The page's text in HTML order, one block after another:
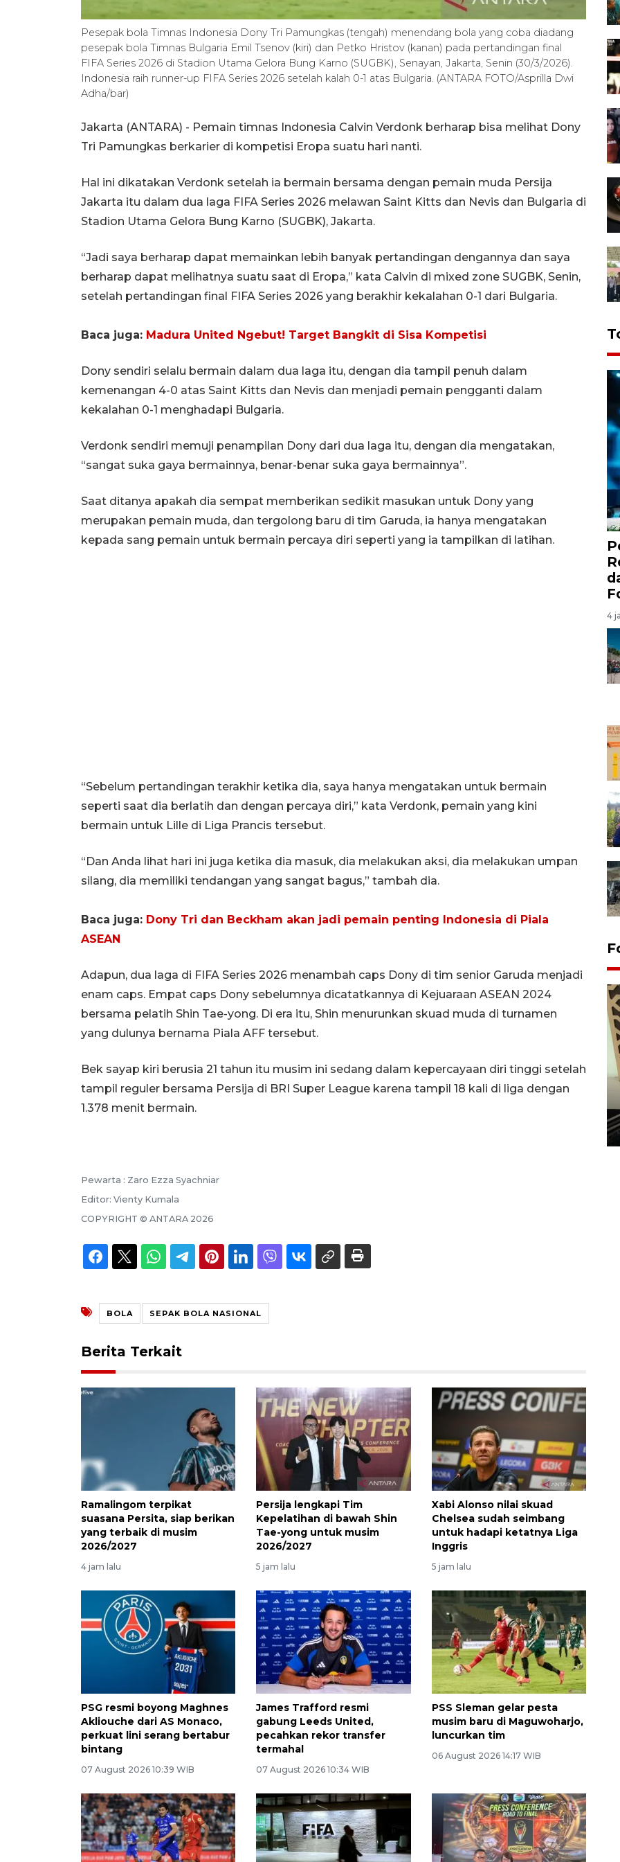
Pesepak bola Timnas Indonesia Dony Tri Pamungkas (tengah) menendang bola yang coba diadang
pesepak bola Timnas Bulgaria Emil Tsenov (kiri) dan Petko Hristov (kanan) pada pertandingan final
FIFA Series 2026 di Stadion Utama Gelora Bung Karno (SUGBK), Senayan, Jakarta, Senin (30/3/2026).
Indonesia raih runner-up FIFA Series 2026 setelah kalah 0-1 atas Bulgaria. (ANTARA FOTO/Asprilla Dwi
Adha/bar)
Jakarta (ANTARA) - Pemain timnas Indonesia Calvin Verdonk berharap bisa melihat Dony
Tri Pamungkas berkarier di kompetisi Eropa suatu hari nanti.
Hal ini dikatakan Verdonk setelah ia bermain bersama dengan pemain muda Persija
Jakarta itu dalam dua laga FIFA Series 2026 melawan Saint Kitts dan Nevis dan Bulgaria di
Stadion Utama Gelora Bung Karno (SUGBK), Jakarta.
“Jadi saya berharap dapat memainkan lebih banyak pertandingan dengannya dan saya
berharap dapat melihatnya suatu saat di Eropa,” kata Calvin di mixed zone SUGBK, Senin,
setelah pertandingan final FIFA Series 2026 yang berakhir kekalahan 0-1 dari Bulgaria.
Baca juga: Madura United Ngebut! Target Bangkit di Sisa Kompetisi
Dony sendiri selalu bermain dalam dua laga itu, dengan dia tampil penuh dalam
kemenangan 4-0 atas Saint Kitts dan Nevis dan menjadi pemain pengganti dalam
kekalahan 0-1 menghadapi Bulgaria.
Verdonk sendiri memuji penampilan Dony dari dua laga itu, dengan dia mengatakan,
“sangat suka gaya bermainnya, benar-benar suka gaya bermainnya”.
Saat ditanya apakah dia sempat memberikan sedikit masukan untuk Dony yang
merupakan pemain muda, dan tergolong baru di tim Garuda, ia hanya mengatakan
kepada sang pemain untuk bermain percaya diri seperti yang ia tampilkan di latihan.
“Sebelum pertandingan terakhir ketika dia, saya hanya mengatakan untuk bermain
seperti saat dia berlatih dan dengan percaya diri,” kata Verdonk, pemain yang kini
bermain untuk Lille di Liga Prancis tersebut.
“Dan Anda lihat hari ini juga ketika dia masuk, dia melakukan aksi, dia melakukan umpan
silang, dia memiliki tendangan yang sangat bagus,” tambah dia.
Baca juga: Dony Tri dan Beckham akan jadi pemain penting Indonesia di Piala
ASEAN
Adapun, dua laga di FIFA Series 2026 menambah caps Dony di tim senior Garuda menjadi
enam caps. Empat caps Dony sebelumnya dicatatkannya di Kejuaraan ASEAN 2024
bersama pelatih Shin Tae-yong. Di era itu, Shin menurunkan skuad muda di turnamen
yang dulunya bernama Piala AFF tersebut.
Bek sayap kiri berusia 21 tahun itu musim ini sedang dalam kepercayaan diri tinggi setelah
tampil reguler bersama Persija di BRI Super League karena tampil 18 kali di liga dengan
1.378 menit bermain.
Pewarta : Zaro Ezza Syachniar
Editor: Vienty Kumala
COPYRIGHT © ANTARA 2026
BOLA SEPAK BOLA NASIONAL
Berita Terkait
Ramalingom terpikat
suasana Persita, siap berikan
yang terbaik di musim
2026/2027
4 jam lalu
Persija lengkapi Tim
Kepelatihan di bawah Shin
Tae-yong untuk musim
2026/2027
5 jam lalu
Xabi Alonso nilai skuad
Chelsea sudah seimbang
untuk hadapi ketatnya Liga
Inggris
5 jam lalu
PSG resmi boyong Maghnes
Akliouche dari AS Monaco,
perkuat lini serang bertabur
bintang
07 August 2026 10:39 WIB
James Trafford resmi
gabung Leeds United,
pecahkan rekor transfer
termahal
07 August 2026 10:34 WIB
PSS Sleman gelar pesta
musim baru di Maguwoharjo,
luncurkan tim
06 August 2026 14:17 WIB
4
Penanaman 3000 batang